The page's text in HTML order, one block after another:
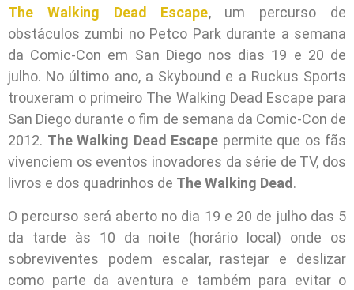
The Walking Dead Escape, um percurso de
obstáculos zumbi no Petco Park durante a semana
da Comic-Con em San Diego nos dias 19 e 20 de
julho. No último ano, a Skybound e a Ruckus Sports
trouxeram o primeiro The Walking Dead Escape para
San Diego durante o fim de semana da Comic-Con de
2012. The Walking Dead Escape permite que os fãs
vivenciem os eventos inovadores da série de TV, dos
livros e dos quadrinhos de The Walking Dead.
O percurso será aberto no dia 19 e 20 de julho das 5
da tarde às 10 da noite (horário local) onde os
sobreviventes podem escalar, rastejar e deslizar
como parte da aventura e também para evitar o